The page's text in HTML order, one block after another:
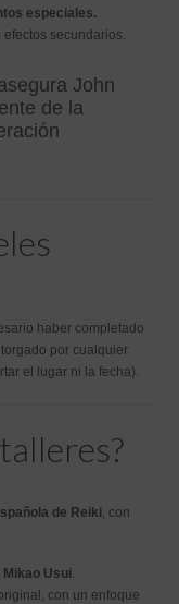
especiales.
secundarios.
John
de la
haber completado
por cualquier
el lugar ni la fecha).
de Reiki, con
Usui.
con un enfoque